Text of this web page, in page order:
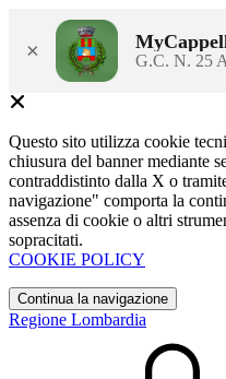
× G.C. N. 25
Questo sito utilizza cookie
chiusura del banner mediante
contraddistinto dalla X o
navigazione" comporta la
assenza di cookie o altri
sopracitati.
COOKIE POLICY
Continua la navigazione
Regione Lombardia